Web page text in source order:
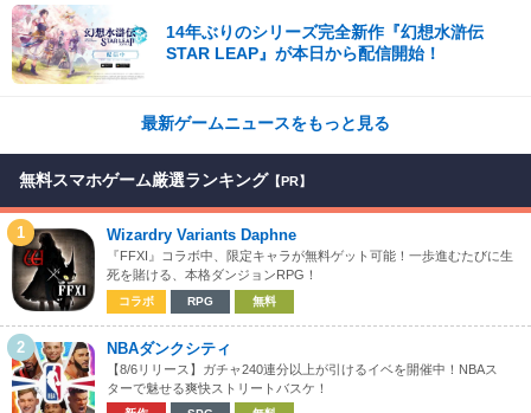
14年ぶりのシリーズ完全新作『幻想水滸伝
STAR LEAP』が本日から配信開始！
最新ゲームニュースをもっと見る
無料スマホゲーム厳選ランキング 【PR】
1 Wizardry Variants Daphne
『FFXI』コラボ中、限定キャラが無料ゲット可能！一歩進むたびに生
死を賭ける、本格ダンジョンRPG！
コラボ RPG 無料
2 NBAダンクシティ
【8/6リリース】ガチャ240連分以上が引けるイベを開催中！NBAス
ターで魅せる爽快ストリートバスケ！